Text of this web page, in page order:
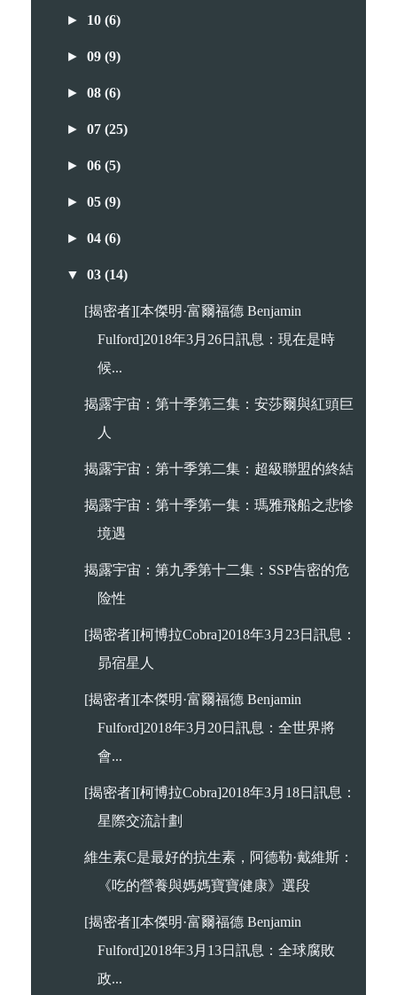
► 10(6)
►09(9)
►08(6)
►07(25)
►06(5)
►05(9)
►04(6)
▼03(14)
[揭密者][本傑明·富爾福德 Benjamin
Fulford]2018年3月26日訊息：現在是時
候...
揭露宇宙：第十季第三集：安莎爾與紅頭巨
人
揭露宇宙：第十季第二集：超級聯盟的終結
揭露宇宙：第十季第一集：瑪雅飛船之悲慘
境遇
揭露宇宙：第九季第十二集：SSP告密的危
险性
[揭密者][柯博拉Cobra]2018年3月23日訊息：
昴宿星人
[揭密者][本傑明·富爾福德 Benjamin
Fulford]2018年3月20日訊息：全世界將
會...
[揭密者][柯博拉Cobra]2018年3月18日訊息：
星際交流計劃
維生素C是最好的抗生素，阿德勒·戴維斯：
《吃的營養與媽媽寶寶健康》選段
[揭密者][本傑明·富爾福德 Benjamin
Fulford]2018年3月13日訊息：全球腐敗
政...